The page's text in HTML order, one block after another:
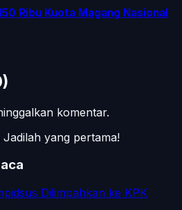
Ribu Kuota Magang Nasional
)
komentar.
yang pertama!
Dilimpahkan ke KPK